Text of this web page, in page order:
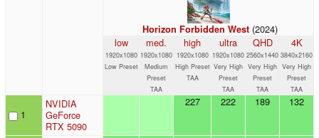
Horizon Forbidden West(2024)
low
1920x1080
Low Preset
med.
1920x1080
Medium
Preset
TAA
high
1920x1080
High Preset
TAA
ultra
1920x1080
Very High
Preset
TAA
QHD
2560x1440
Very High
Preset
TAA
4K
3840x2160
Very High
Preset
TAA
1
NVIDIA
GeForce
RTX 5090
227 222 189 132